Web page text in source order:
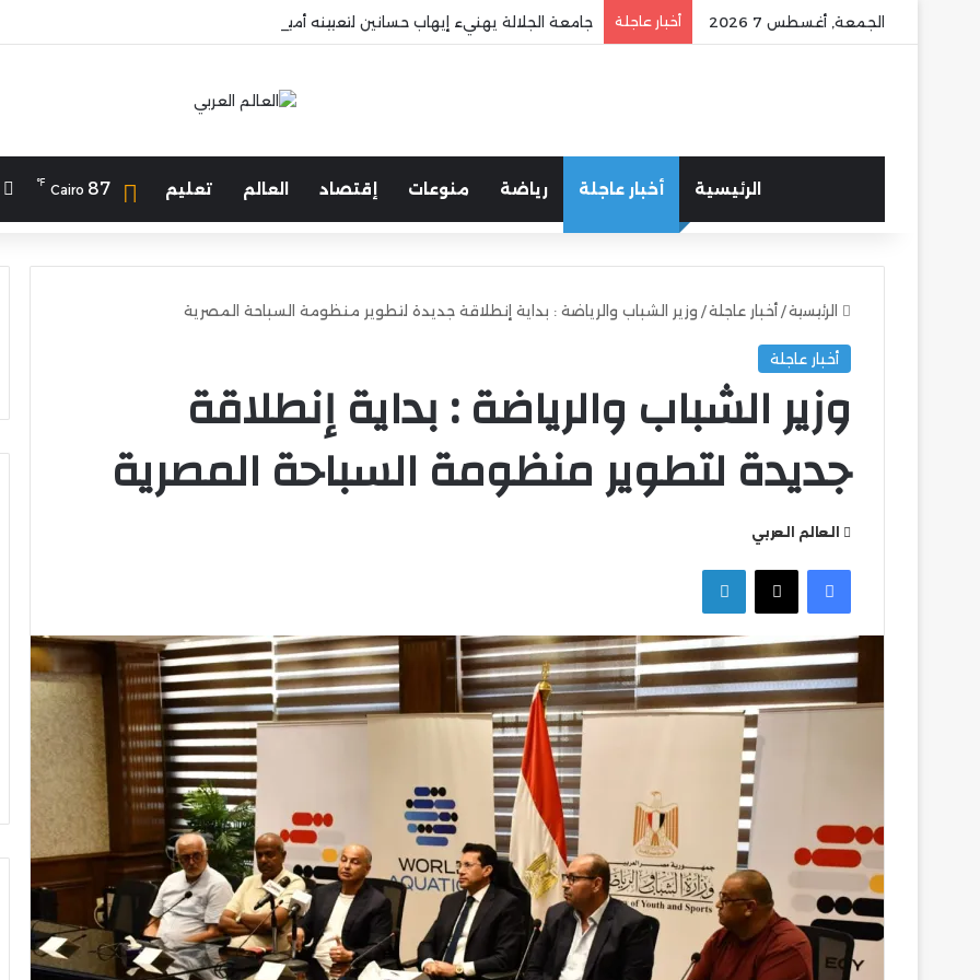
الجمعة, أغسطس 7 2026 أخبار عاجلة جامعة الجلالة يهنيء إيهاب حسانين لتعيينه أمينًا عامًا لمجلس الجامعات الخاصة
الرئيسية أخبار عاجلة رياضة منوعات إقتصاد العالم تعليم Cairo 87
℉
الرئيسية/ أخبار عاجلة/ وزير الشباب والرياضة : بداية إنطلاقة جديدة لتطوير منظومة السباحة المصرية
أخبار عاجلة
وزير الشباب والرياضة : بداية إنطلاقة
جديدة لتطوير منظومة السباحة المصرية
العالم العربي
فيسبوك
‫X لينكدإن
للتصدي
للكيانات
الوهمية
التعليم العالي تكثف جهودها للتصدي
للكيانات الوهمية
منتخب
مصر
للشطرنج
وزير الشباب والرياضة يهنئ منتخب
مصر للشطرنج